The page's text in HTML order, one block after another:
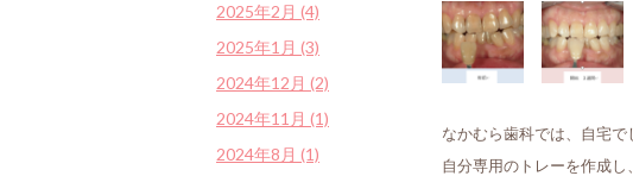
なかむら歯科では、自宅で
自分専用のトレーを作成し
2025年2月 (4)
2025年1月 (3)
2024年12月 (2)
2024年11月 (1)
2024年8月 (1)